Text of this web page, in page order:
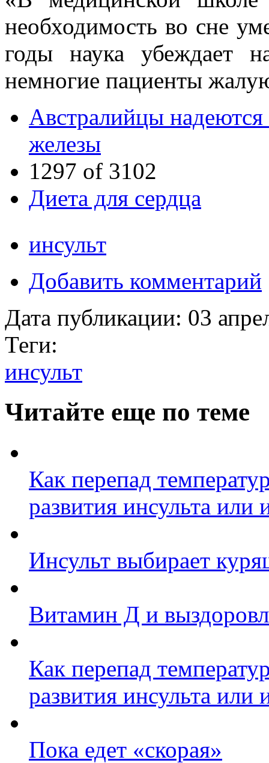
необходимость во сне
годы наука убеждает
немногие пациенты
Австралийцы надеются
железы
1297 of 3102
Диета для сердца
инсульт
Добавить комментарий
Дата публикации: 03
Теги:
инсульт
Читайте еще по теме
Как перепад
развития инсульта или
Инсульт выбирает
Витамин Д и
Как перепад
развития инсульта или
Пока едет «скорая»